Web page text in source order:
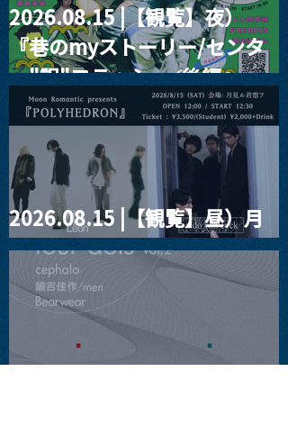
2026.08.15 |【観覧】夜）
『巷のmyストーリー/センタ
ー"訳"フラッシュ⚡️後編』
2026.08.15 |【観覧】昼）月
見ルpre.『POLYHEDRON』